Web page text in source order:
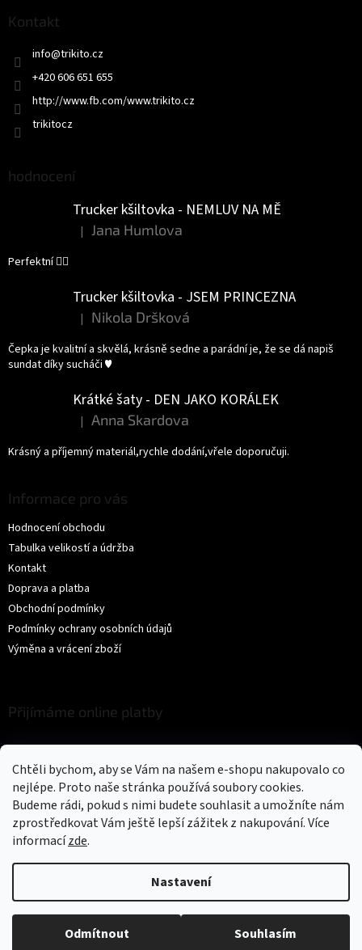
Chtěli bychom, aby se Vám na našem e-shopu nakupovalo co
nejlépe. Proto naše stránka používá soubory cookies.
Budeme rádi, pokud s nimi budete souhlasit a umožníte nám
zprostředkovat Vám ještě lepší zážitek z nakupování.Více
informacízde.
Nastavení
Odmítnout Souhlasím
Kontakt
info@trikito.cz
+420 606 651 655
http://www.fb.com/www.trikito.cz
trikitocz
hodnocení
Trucker kšiltovka - NEMLUV NA MĚ
Hodnocení produktu je 5 z 5 hvězdiček.
| Jana Humlova
Perfektní 👌🏻
Trucker kšiltovka - JSEM PRINCEZNA
Hodnocení produktu je 5 z 5 hvězdiček.
| Nikola Dršková
Čepka je kvalitní a skvělá, krásně sedne a parádní je, že se dá napiš
sundat díky sucháči ♥️
Krátké šaty - DEN JAKO KORÁLEK
Hodnocení produktu je 5 z 5 hvězdiček.
| Anna Skardova
Krásný a příjemný materiál,rychle dodání,vřele doporučuji.
Informace pro vás
Hodnocení obchodu
Tabulka velikostí a údržba
Kontakt
Doprava a platba
Obchodní podmínky
Podmínky ochrany osobních údajů
Výměna a vrácení zboží
Přijímáme online platby
Vytvořil Shoptet
. Všechna práva vyhrazena.
cookies
Could not load widget.